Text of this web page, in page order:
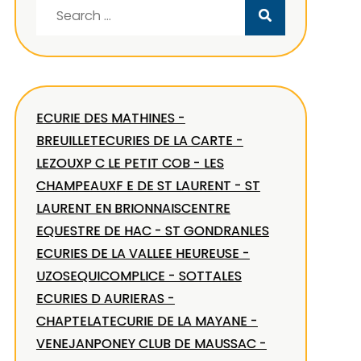
ECURIE DES MATHINES -
BREUILLETECURIES DE LA CARTE -
LEZOUXP C LE PETIT COB - LES
CHAMPEAUXF E DE ST LAURENT - ST
LAURENT EN BRIONNAISCENTRE
EQUESTRE DE HAC - ST GONDRANLES
ECURIES DE LA VALLEE HEUREUSE -
UZOSEQUICOMPLICE - SOTTALES
ECURIES D AURIERAS -
CHAPTELATECURIE DE LA MAYANE -
VENEJANPONEY CLUB DE MAUSSAC -